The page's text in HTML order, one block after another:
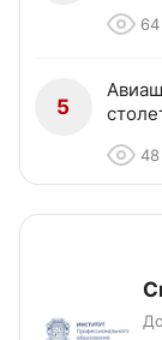
64
5
48